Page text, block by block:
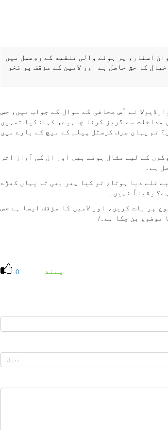
اسٹار، پر ہونے والی تنقید کے ردِعمل میں
کا حق حاصل ہے اور لامین کے مؤقف پر فخر
نے اُس صحافی کے سوال کے جواب میں، جس
مداخلت سے گریز کرنا چاہیے، کہا: کیا تمہیں
تم یہاں صرف کرسٹل پیلس کے میچ کے بارے میں
کے لیے مثال ہوتے ہیں اور ان کی آواز اثر
ہے۔
تلے دبا ہوتا، تو کیا پھر بھی تم یہاں کھڑے
یقیناً نہیں۔
پر بات کریں، اور لامین کا مؤقف ایسا ہے جس
موضوع بن چکا ہے۔/
0 پسند